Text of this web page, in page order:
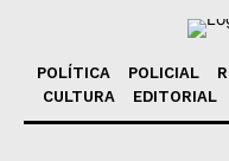
POLÍTICA POLICIAL
CULTURA
EDITORIAL